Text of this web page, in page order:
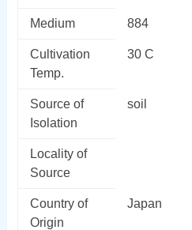
Medium 884
Cultivation
Temp.
30 C
Source of
Isolation
soil
Locality of
Source
Country of
Origin
Japan